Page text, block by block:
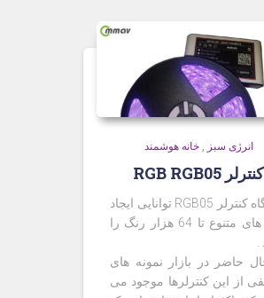
انرژی سبز ,خانه هوشمند
کنترلر RGB RGB05
دستگاه کنترلر RGB05 توانایی ایجاد
رنگ های متنوع تا 64 هزار رنگ را
حاضر در بازار نمونه های
از این کنترلرها موجود می